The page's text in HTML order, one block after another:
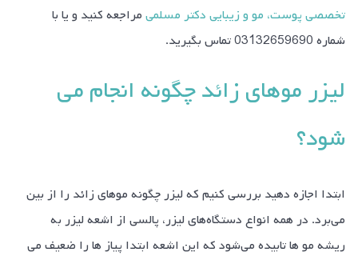
تخصصی پوست، مو و زیبایی دکتر مسلمی مراجعه کنید و یا با
شماره 03132659690تماس بگیرید.
لیزر مو‌های زائد چگونه انجام می
شود؟
ابتدا اجازه دهید بررسی کنیم که لیزر چگونه مو‌‌های زائد را از بین
می‌برد. در همه انواع دستگاه‌های لیزر، پالسی از اشعه لیزر به
ریشه مو ها تابیده می‌شود که این اشعه ابتدا پیاز ها را ضعیف می